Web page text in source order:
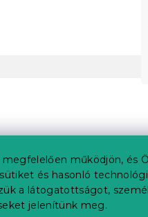
működjön, és
és hasonló
a látogatottságot,
jelenítünk meg.